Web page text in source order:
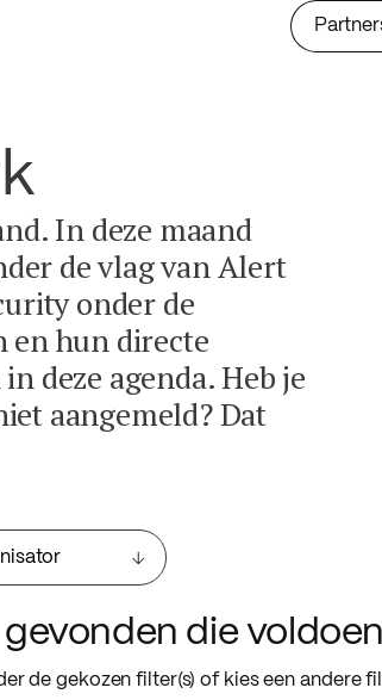
In deze maand
de vlag van Alert
onder de
en hun directe
deze agenda. Heb je
aangemeld? Dat
die
de gekozen filter(s) of kies een andere